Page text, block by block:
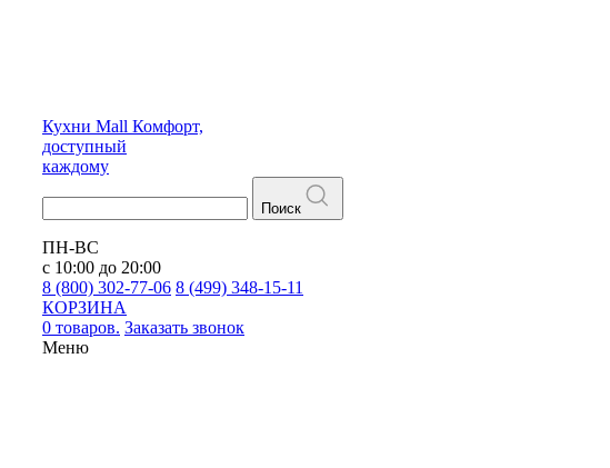
Кухни Mall Комфорт,
доступный
каждому
Поиск
ПН-ВС
с 10:00 до 20:00
8 (800) 302-77-06 8 (499) 348-15-11
КОРЗИНА
0 товаров. Заказать звонок
Меню